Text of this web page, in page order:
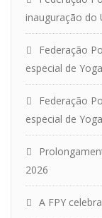
inauguração do
Federação
especial de
Federação
especial de
2026
A FPY